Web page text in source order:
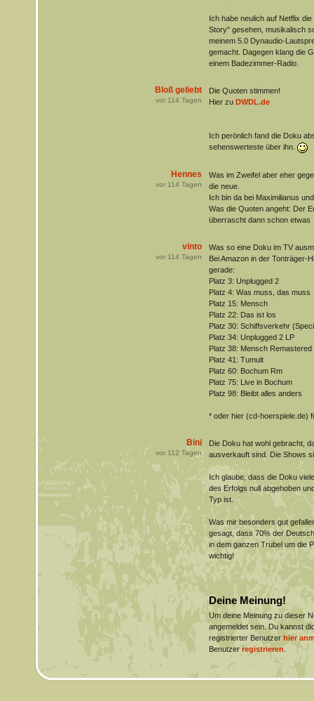
Ich habe neulich auf Netflix
Story" gesehen, musikalisch
meinem 5.0 Dynaudio-
gemacht. Dagegen klang die
einem Badezimmer-Radio.
Bloß geliebt
vor 114 Tagen
Die Quoten stimmen!
Hier zu DWDL.de
Ich perönlich fand die Doku
sehenswerteste über ihn.
Hennes
vor 114 Tagen
Was im Zweifel aber eher
die neue.
Ich bin da bei Maximilianus
Was die Quoten angeht: Der
überrascht dann schon etwas
vinto
vor 114 Tagen
Was so eine Doku im TV
Bei Amazon in der Tonträger-
gerade:
Platz 3: Unplugged 2
Platz 4: Was muss, das muss
Platz 15: Mensch
Platz 22: Das ist los
Platz 30: Schiffsverkehr
Platz 34: Unplugged 2 LP
Platz 38: Mensch Remastered
Platz 41: Tumult
Platz 60: Bochum Rm
Platz 75: Live in Bochum
Platz 98: Bleibt alles anders
* oder hier (cd-hoerspiele.de)
Bini
vor 112 Tagen
Die Doku hat wohl gebracht,
ausverkauft sind. Die Shows
Ich glaube, dass die Doku
des Erfolgs null abgehoben
Typ ist.
Was mir besonders gut
gesagt, dass 70% der
in dem ganzen Trubel um die
wichtig!
Deine Meinung!
Um deine Meinung zu dieser
angemeldet sein. Du kannst
registrierter Benutzer hier
Benutzerregistrieren